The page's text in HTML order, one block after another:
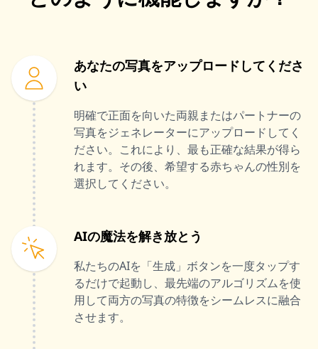
あなたの写真をアップロードしてくださ
い
明確で正面を向いた両親またはパートナーの
写真をジェネレーターにアップロードしてく
ださい。これにより、最も正確な結果が得ら
れます。その後、希望する赤ちゃんの性別を
選択してください。
AIの魔法を解き放とう
私たちのAIを「生成」ボタンを一度タップす
るだけで起動し、最先端のアルゴリズムを使
用して両方の写真の特徴をシームレスに融合
させます。